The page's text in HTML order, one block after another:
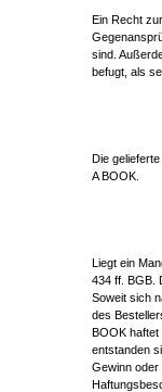
Ein Recht
sind.
befugt, als
Die
A BOOK.
Liegt ein
434 ff. BGB.
Soweit sich
des
BOOK haftet
entstanden
Gewinn oder